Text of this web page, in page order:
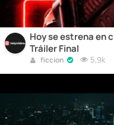
Hoy se estrena en
Tráiler Final
ficcion 5,9k